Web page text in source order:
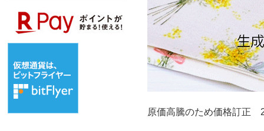
原価高騰のため価格訂正